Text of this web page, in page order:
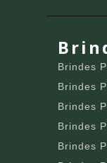
Brindes
Brindes
Brindes
Brindes
Brindes